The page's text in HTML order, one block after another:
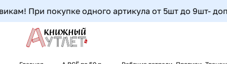
При покупке одного артикула от 5шт до 9шт-